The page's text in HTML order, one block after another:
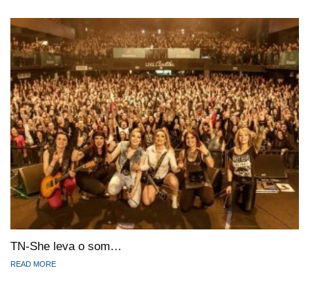
TN-She leva o som…
READ MORE